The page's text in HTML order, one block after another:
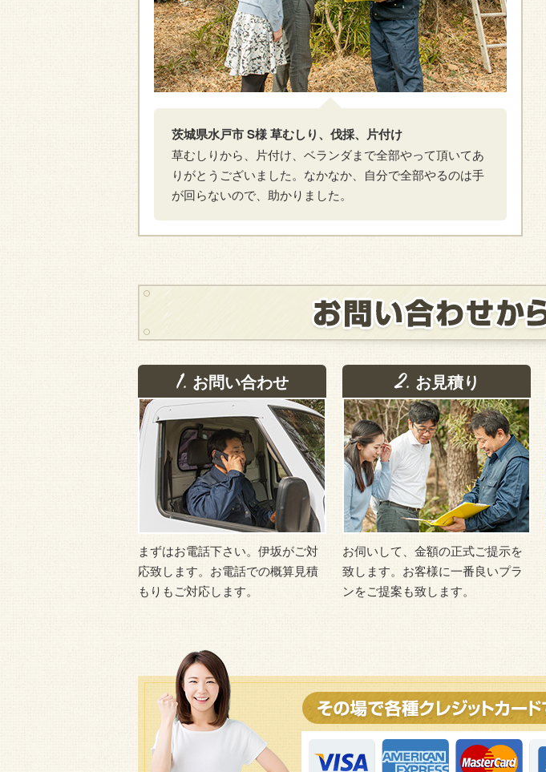
茨城県水戸市 S様 草むしり、伐採、片付け
草むしりから、片付け、ベランダまで全部やって頂いてあ
りがとうございました。なかなか、自分で全部やるのは手
が回らないので、助かりました。
お問い合わせ
まずはお電話下さい。伊坂がご対
応致します。お電話での概算見積
もりもご対応します。
お見積り
お伺いして、金額の正式ご提示を
致します。お客様に一番良いプラ
ンをご提案も致します。